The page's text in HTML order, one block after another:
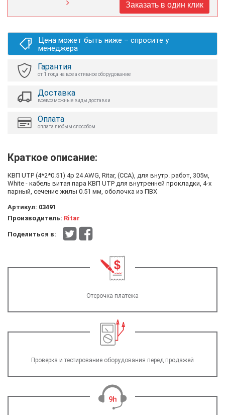
Заказать в один клик
Цена может быть ниже – спросите у
менеджера
Гарантия
от 1 года на все активное оборудование
Доставка
всевозможные виды доставки
Оплата
оплата любым способом
Краткое описание:
КВП UTP (4*2*0.51) 4p 24 AWG, Ritar, (CCA), для внутр. работ, 305м,
White - кабель витая пара КВП UTP для внутренней прокладки, 4-х
парный, сечение жилы 0.51 мм, оболочка из ПВХ
Артикул: 03491
Производитель: Ritar
Поделиться в:
Отсрочка платежа
Проверка и тестирование оборудования перед продажей